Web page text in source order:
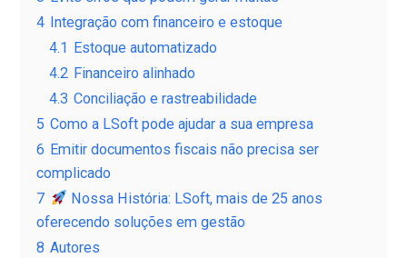
4 Integração com financeiro e estoque
4.1 Estoque automatizado
4.2 Financeiro alinhado
4.3 Conciliação e rastreabilidade
5 Como a LSoft pode ajudar a sua empresa
6 Emitir documentos fiscais não precisa ser
complicado
7
Nossa História: LSoft, mais de 25 anos
oferecendo soluções em gestão
8 Autores